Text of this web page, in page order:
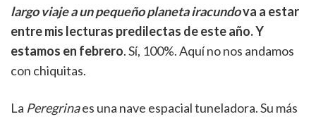
largo viaje a un pequeño planeta iracundova a estar
entre mis lecturas predilectas de este año. Y
estamos en febrero. Sí, 100%. Aquí no nos andamos
con chiquitas.
La Peregrinaes una nave espacial tuneladora. Su más